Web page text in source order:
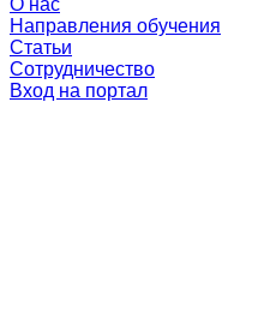
Направления обучения
Статьи
Сотрудничество
Вход на портал